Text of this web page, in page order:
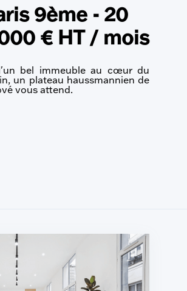
9ème - 20
€ HT / mois
bel immeuble au cœur du
un plateau haussmannien de
vous attend.